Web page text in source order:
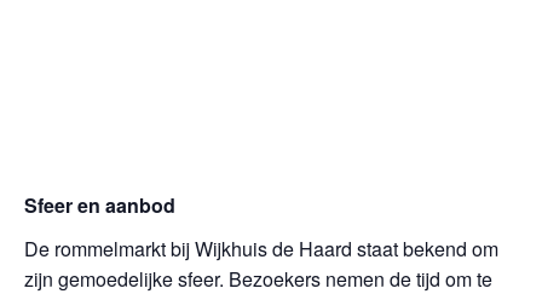
Sfeer en aanbod
De rommelmarkt bij Wijkhuis de Haard staat bekend om
zijn gemoedelijke sfeer. Bezoekers nemen de tijd om te